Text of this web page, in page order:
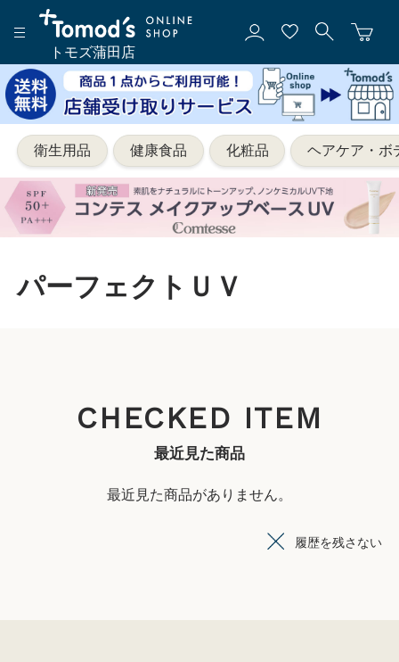
トモズ蒲田店
衛生用品 健康食品 化粧品 ヘアケア・ボ
パーフェクトＵＶ
CHECKED ITEM
最近見た商品
最近見た商品がありません。
履歴を残さない